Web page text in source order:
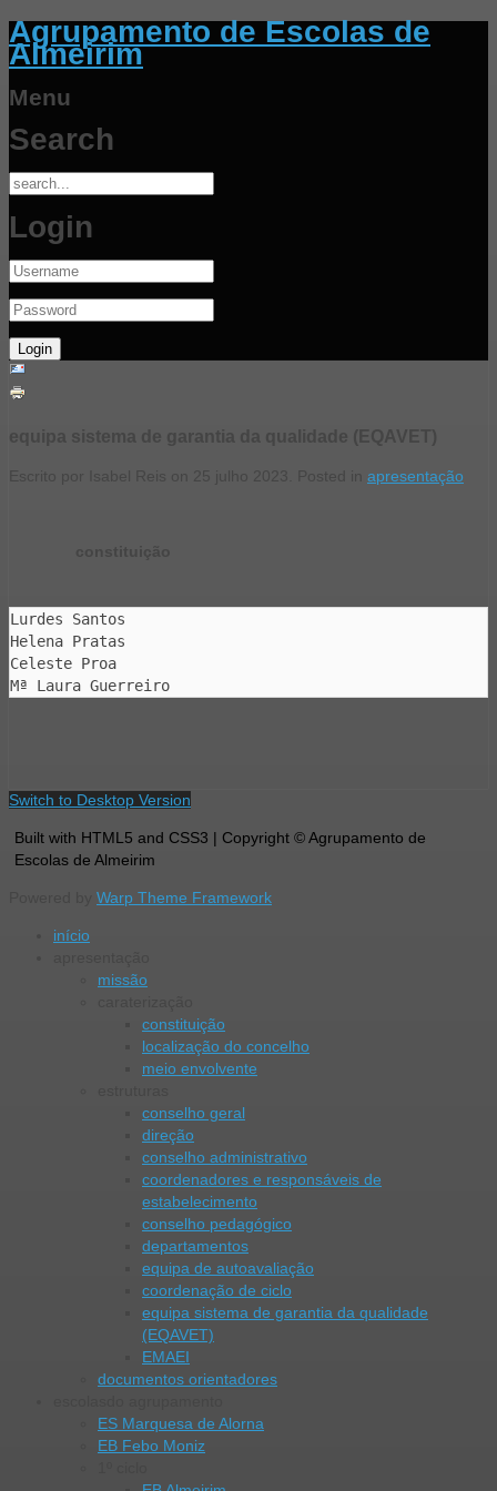
Agrupamento de Escolas de
Almeirim
Menu
Search
Login
equipa sistema de garantia da qualidade (EQAVET)
Escrito por Isabel Reis on 25 julho 2023 . Posted in apresentação
Lurdes Santos
Helena Pratas
Celeste Proa
Mª Laura Guerreiro
Switch to Desktop Version
Built with HTML5 and CSS3 | Copyright © Agrupamento de
Escolas de Almeirim
Warp Theme Framework
início
missão
constituição
localização do concelho
meio envolvente
conselho geral
direção
conselho administrativo
coordenadores e responsáveis de
estabelecimento
conselho pedagógico
departamentos
equipa de autoavaliação
coordenação de ciclo
equipa sistema de garantia da qualidade
(EQAVET)
EMAEI
documentos orientadores
ES Marquesa de Alorna
EB Febo Moniz